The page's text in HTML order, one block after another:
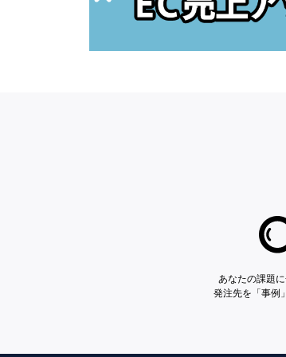
あなたの課題
発注先を「事例